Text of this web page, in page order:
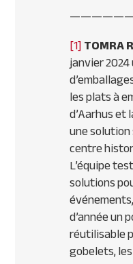
[1]TOMRA
janvier
les plats à
d’Aarhus
une
centre
L’équipe
solutions
d’année un
réutilisable
gobelets,